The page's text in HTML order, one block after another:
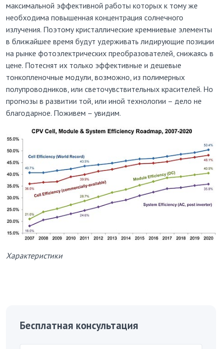
максимальной эффективной работы которых к тому же
необходима повышенная концентрация солнечного
излучения. Поэтому кристаллические кремниевые элементы
в ближайшее время будут удерживать лидирующие позиции
на рынке фотоэлектрических преобразователей, снижаясь в
цене. Потеснят их только эффективные и дешевые
тонкопленочные модули, возможно, из полимерных
полупроводников, или светочувствительных красителей. Но
прогнозы в развитии той, или иной технологии – дело не
благодарное. Поживем – увидим.
Характеристики
Бесплатная консультация